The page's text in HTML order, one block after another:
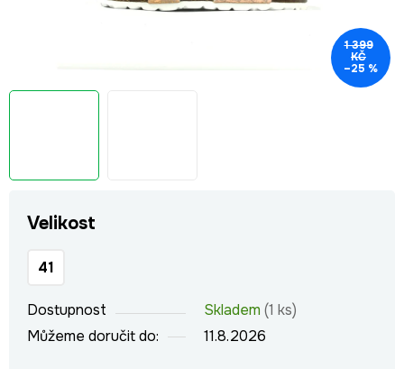
Velikost
41
Dostupnost Skladem (1 ks)
Můžeme doručit do:
11.8.2026
1 399
KČ
–25 %